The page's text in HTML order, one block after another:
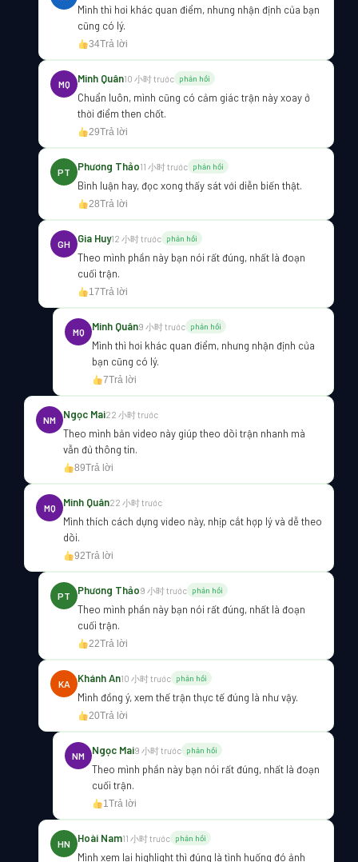
Mình thì hơi khác quan điểm, nhưng nhận định của bạn
cũng có lý.
34Trả lời
MQ Minh Quân10 小时 trước phản hồi
Chuẩn luôn, mình cũng có cảm giác trận này xoay ở
thời điểm then chốt.
29Trả lời
PT Phương Thảo11 小时 trước phản hồi
Bình luận hay, đọc xong thấy sát với diễn biến thật.
28Trả lời
GH Gia Huy12 小时 trước phản hồi
Theo mình phần này bạn nói rất đúng, nhất là đoạn
cuối trận.
17Trả lời
MQ Minh Quân9 小时 trước phản hồi
Mình thì hơi khác quan điểm, nhưng nhận định của
bạn cũng có lý.
7Trả lời
NM Ngọc Mai22 小时 trước
Theo mình bản video này giúp theo dõi trận nhanh mà
vẫn đủ thông tin.
89Trả lời
MQ Minh Quân22 小时 trước
Mình thích cách dựng video này, nhịp cắt hợp lý và dễ theo
dõi.
92Trả lời
PT Phương Thảo9 小时 trước phản hồi
Theo mình phần này bạn nói rất đúng, nhất là đoạn
cuối trận.
22Trả lời
KA Khánh An10 小时 trước phản hồi
Mình đồng ý, xem thế trận thực tế đúng là như vậy.
20Trả lời
NM Ngọc Mai9 小时 trước phản hồi
Theo mình phần này bạn nói rất đúng, nhất là đoạn
cuối trận.
1Trả lời
HN Hoài Nam11 小时 trước phản hồi
Mình xem lại highlight thì đúng là tình huống đó ảnh